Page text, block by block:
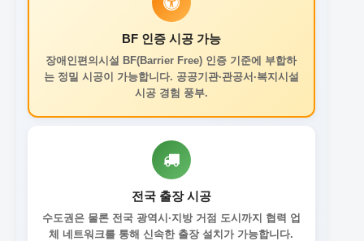
BF 인증 시공 가능
장애인편의시설 BF(Barrier Free) 인증 기준에 부합하
는 정밀 시공이 가능합니다. 공공기관·관공서·복지시설
시공 경험 풍부.
전국 출장 시공
수도권은 물론 전국 광역시·지방 거점 도시까지 협력 업
체 네트워크를 통해 신속한 출장 설치가 가능합니다.